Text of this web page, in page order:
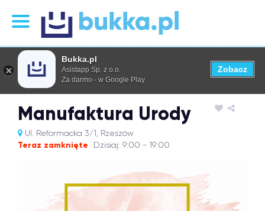
Manufaktura Urody
Ul. Reformacka 3/1, Rzeszów
Teraz zamknięte Dzisiaj: 9:00 - 19:00
Bukka.pl
Asistapp Sp. z o.o.
Za darmo - w Google Play
Zobacz